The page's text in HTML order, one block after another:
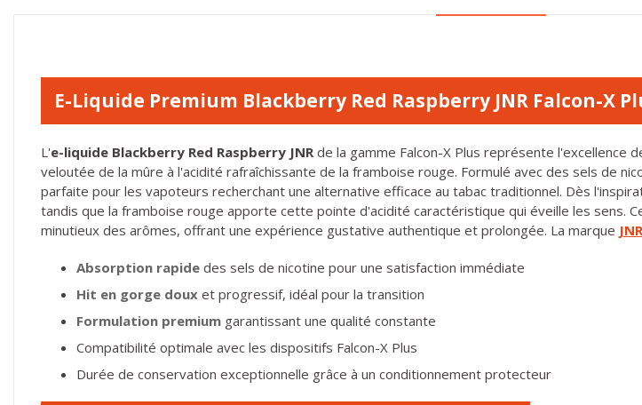
E-Liquide Premium Blackberry Red Raspberry JNR Falcon-X
L'e-liquide Blackberry Red Raspberry JNR de la gamme Falcon-X Plus représente l'excellence
veloutée de la mûre à l'acidité rafraîchissante de la framboise rouge. Formulé avec des sels de
parfaite pour les vapoteurs recherchant une alternative efficace au tabac traditionnel. Dès
tandis que la framboise rouge apporte cette pointe d'acidité caractéristique qui éveille les sens.
minutieux des arômes, offrant une expérience gustative authentique et prolongée. La marque JNR
Absorption rapide des sels de nicotine pour une satisfaction immédiate
Hit en gorge doux et progressif, idéal pour la transition
Formulation premium garantissant une qualité constante
Compatibilité optimale avec les dispositifs Falcon-X Plus
Durée de conservation exceptionnelle grâce à un conditionnement protecteur